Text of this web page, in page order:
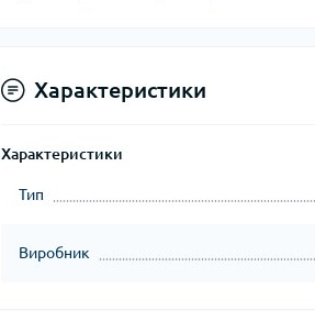
Характеристики
Характеристики
Тип
Виробник